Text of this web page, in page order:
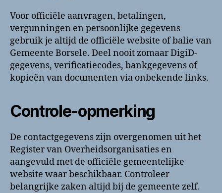
Voor officiële aanvragen, betalingen,
vergunningen en persoonlijke gegevens
gebruik je altijd de officiële website of balie van
Gemeente Borsele. Deel nooit zomaar DigiD-
gegevens, verificatiecodes, bankgegevens of
kopieën van documenten via onbekende links.
Controle-opmerking
De contactgegevens zijn overgenomen uit het
Register van Overheidsorganisaties en
aangevuld met de officiële gemeentelijke
website waar beschikbaar. Controleer
belangrijke zaken altijd bij de gemeente zelf.